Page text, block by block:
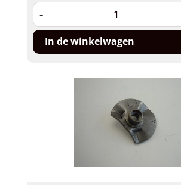
-
In de winkelwagen